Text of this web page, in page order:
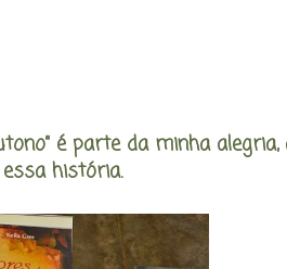
é parte da minha
história.